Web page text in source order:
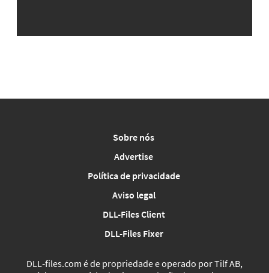
Sobre nós
Advertise
Política de privacidade
Aviso legal
DLL-Files Client
DLL-Files Fixer
DLL‑files.com é de propriedade e operado por Tilf AB,